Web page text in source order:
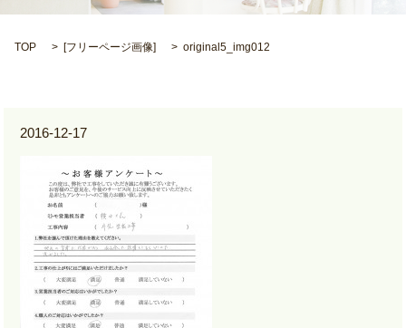
TOP [フリーページ画像] original5_img012
2016-12-17